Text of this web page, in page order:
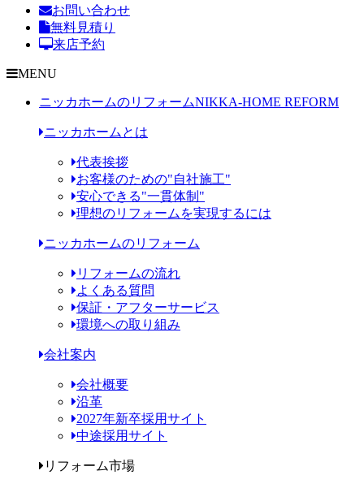
お問い合わせ
無料見積り
来店予約
MENU
ニッカホームのリフォームNIKKA-HOME REFORM
ニッカホームとは
代表挨拶
お客様のための"自社施工"
安心できる"一貫体制"
理想のリフォームを実現するには
ニッカホームのリフォーム
リフォームの流れ
よくある質問
保証・アフターサービス
環境への取り組み
会社案内
会社概要
沿革
2027年新卒採用サイト
中途採用サイト
リフォーム市場